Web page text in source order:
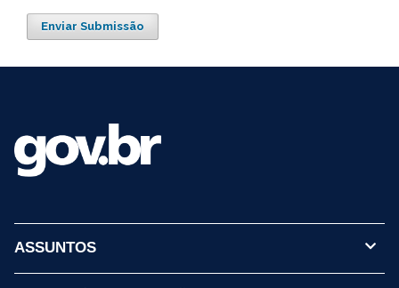
Enviar Submissão
ASSUNTOS